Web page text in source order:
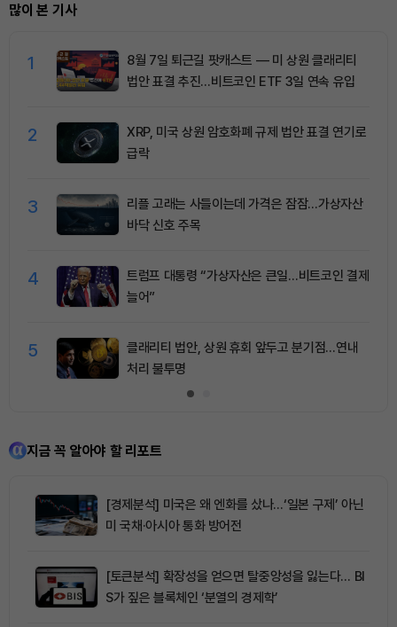
많이 본 기사
1
8월 7일 퇴근길 팟캐스트 — 미 상원 클래리티
법안 표결 추진…비트코인 ETF 3일 연속 유입
2
XRP, 미국 상원 암호화폐 규제 법안 표결 연기로
급락
3
리플 고래는 사들이는데 가격은 잠잠…가상자산
바닥 신호 주목
4
트럼프 대통령 “가상자산은 큰일…비트코인 결제
늘어”
5
클래리티 법안, 상원 휴회 앞두고 분기점…연내
처리 불투명
지금 꼭 알아야 할 리포트
[경제분석] 미국은 왜 엔화를 샀나…‘일본 구제’ 아닌
미 국채·아시아 통화 방어전
[토큰분석] 확장성을 얻으면 탈중앙성을 잃는다… BI
S가 짚은 블록체인 ‘분열의 경제학’